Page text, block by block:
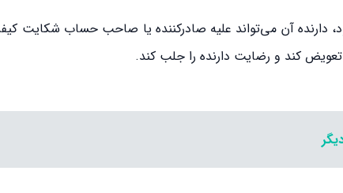
دارنده آن می‌تواند علیه صادرکننده یا صاحب حساب شکایت
کند و رضایت دارنده را جلب کند.